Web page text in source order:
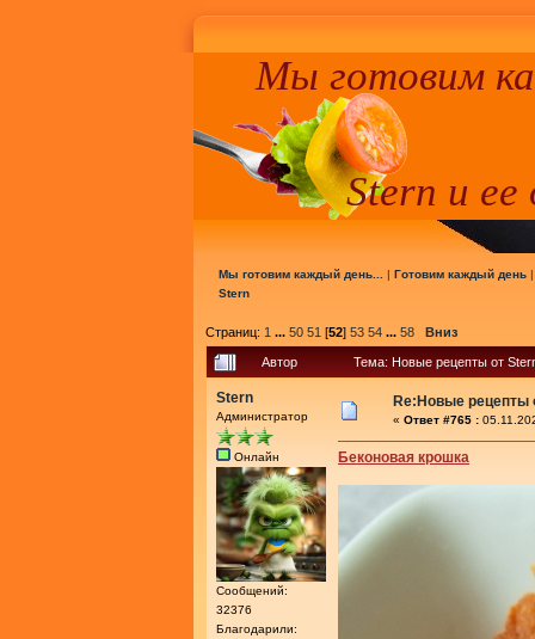
Мы готовим
Stern и ее
Мы готовим каждый день... | Готовим каждый день
Stern
Страниц: 1 ... 50 51 [52] 53 54 ... 58 Вниз
Автор Тема: Новые рецепты от
Stern
Администратор
Онлайн
Сообщений:
32376
Благодарили:
Re:Новые рецепты
« Ответ #765 :
Беконовая крошка